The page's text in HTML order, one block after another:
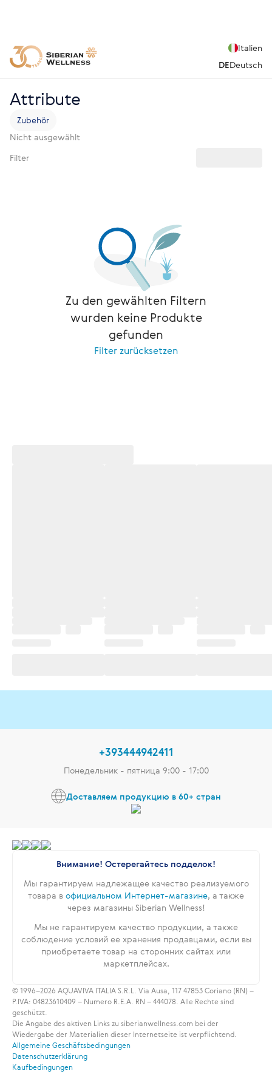
Italien
DEDeutsch
Attribute
Zubehör
Nicht ausgewählt
Filter
Zu den gewählten Filtern
wurden keine Produkte
gefunden
Filter zurücksetzen
+393444942411
Понедельник - пятница 9:00 - 17:00
Доставляем продукцию в 60+ стран
Внимание! Остерегайтесь подделок!
Мы гарантируем надлежащее качество реализуемого
товара в официальном Интернет-магазине, а также
через магазины Siberian Wellness!
Мы не гарантируем качество продукции, а также
соблюдение условий ее хранения продавцами, если вы
приобретаете товар на сторонних сайтах или
маркетплейсах.
© 1996–2026 AQUAVIVA ITALIA S.R.L. Via Ausa, 117 47853 Coriano (RN) –
P.IVA: 04823610409 – Numero R.E.A. RN – 444078. Alle Rechte sind
geschützt.
Die Angabe des aktiven Links zu siberianwellness.com bei der
Wiedergabe der Materialien dieser Internetseite ist verpflichtend.
Allgemeine Geschäftsbedingungen
Datenschutzerklärung
Kaufbedingungen